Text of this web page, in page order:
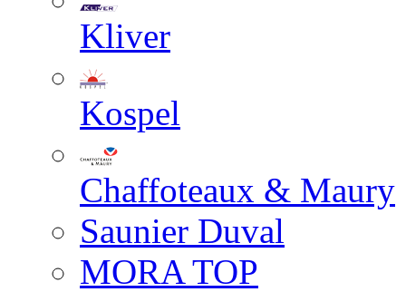
Kliver
Kospel
Chaffoteaux & Maury
Saunier Duval
MORA TOP